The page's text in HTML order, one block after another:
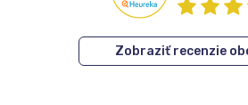
Zobraziť recenzie